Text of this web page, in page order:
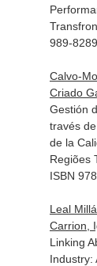
989-
Calvo-
Criado
Gestión
través
de la
Regiões
ISBN
Leal
Carrion,
Linking
Industry: